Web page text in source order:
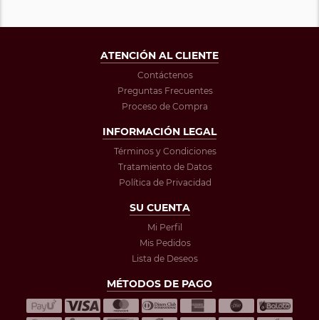
ATENCIÓN AL CLIENTE
Contáctenos
Preguntas Frecuentes
Proceso de Compra
INFORMACIÓN LEGAL
Términos y Condiciones
Tratamiento de Datos
Política de Privacidad
SU CUENTA
Mi Perfil
Mis Pedidos
Lista de Deseos
MÉTODOS DE PAGO